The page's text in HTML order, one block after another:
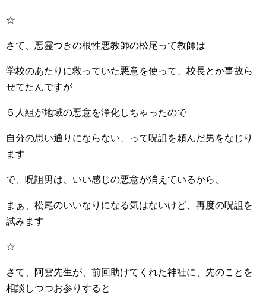
☆
さて、悪霊つきの根性悪教師の松尾って教師は
学校のあたりに救っていた悪意を使って、校長とか事故ら
せてたんですが
５人組が地域の悪意を浄化しちゃったので
自分の思い通りにならない、って呪詛を頼んだ男をなじり
ます
で、呪詛男は、いい感じの悪意が消えているから、
まぁ、松尾のいいなりになる気はないけど、再度の呪詛を
試みます
☆
さて、阿雲先生が、前回助けてくれた神社に、先のことを
相談しつつお参りすると